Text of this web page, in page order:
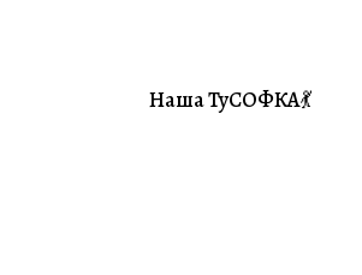
#Совместники
Наша ТуСОФКА💃